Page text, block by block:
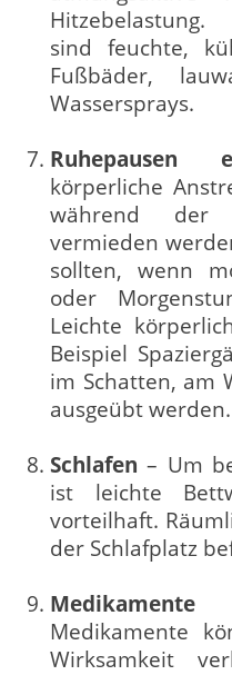
sind feuchte,
Fußbäder,
Wassersprays.
Ruhepausen
körperliche
während der
vermieden
sollten, wenn
oder
Leichte
Beispiel
im Schatten, am
ausgeübt werden.
Schlafen – Um
ist leichte
vorteilhaft.
der Schlafplatz
Medikamente
Wirksamkeit